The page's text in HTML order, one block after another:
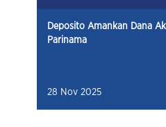
Deposito Amankan Dana
Parinama
28 Nov 2025